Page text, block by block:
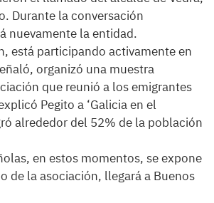
Durante la conversación
nuevamente la entidad.
está participando activamente en
organizó una muestra
que reunió a los emigrantes
Pegito a ‘Galicia en el
alrededor del 52% de la población
en estos momentos, se expone
de la asociación, llegará a Buenos